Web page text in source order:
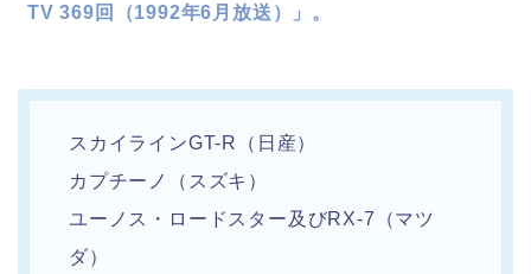
TV 369回（1992年6月放送）」。
スカイラインGT-R（日産）
カプチーノ（スズキ）
ユーノス・ロードスター及びRX-7（マツ
ダ）